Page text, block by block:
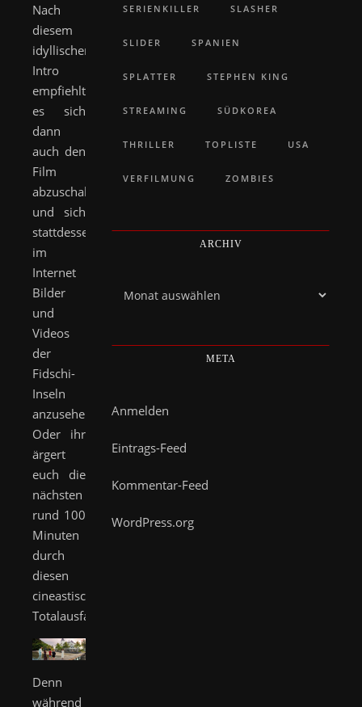
Nach
diesem
idyllischen
Intro
empfiehlt
es sich
dann
auch den
Film
abzuschalten
und sich
stattdessen
im
Internet
Bilder
und
Videos
der
Fidschi-
Inseln
anzusehen.
Oder ihr
ärgert
euch die
nächsten
rund 100
Minuten
durch
diesen
cineastischen
Totalausfall.
Denn
während
SERIENKILLER SLASHER
SLIDER SPANIEN
SPLATTER STEPHEN KING
STREAMING SÜDKOREA
THRILLER TOPLISTE USA
VERFILMUNG ZOMBIES
ARCHIV
META
Anmelden
Eintrags-Feed
Kommentar-Feed
WordPress.org